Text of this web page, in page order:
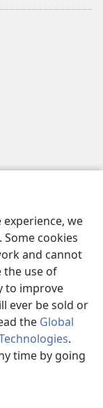
we
cookies
and cannot
the use of
to improve
ever be sold or
the Global
.
time by going
han
of Pennsylvania.